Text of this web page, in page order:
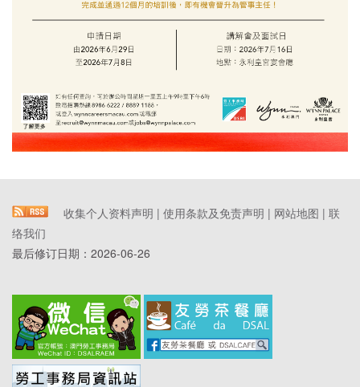
收集个人资料声明 | 使用条款及免责声明 | 网站地图 | 联
络我们
最后修订日期： 2026-06-26